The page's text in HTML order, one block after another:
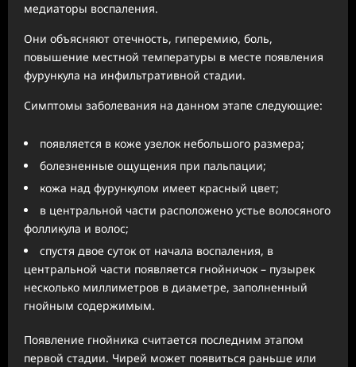
медиаторы воспаления.
Они объясняют отечность, гиперемию, боль,
повышение местной температуры в месте появления
фурункула на инфильтративной стадии.
Симптомы заболевания на данном этапе следующие:
появляется в коже узелок небольшого размера;
болезненные ощущения при пальпации;
кожа над фурункулом имеет красный цвет;
в центральной части расположено устье волосяного
фолликула и волос;
спустя двое суток от начала воспаления, в
центральной части появляется гнойничок – пузырек
несколько миллиметров в диаметре, заполненный
гнойным содержимым.
Появление гнойника считается последним этапом
первой стадии. Чирей может появиться раньше или